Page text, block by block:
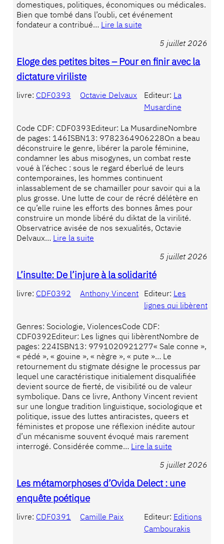
domestiques, politiques, économiques ou médicales.
Bien que tombé dans l’oubli, cet événement
fondateur a contribué… Lire la suite
5 juillet 2026
Eloge des petites bites – Pour en finir avec la
dictature viriliste
livre: CDF0393 Octavie Delvaux Editeur: La
Musardine
Code CDF: CDF0393Editeur: La MusardineNombre
de pages: 146ISBN13: 9782364906228On a beau
déconstruire le genre, libérer la parole féminine,
condamner les abus misogynes, un combat reste
voué à l’échec : sous le regard éberlué de leurs
contemporaines, les hommes continuent
inlassablement de se chamailler pour savoir qui a la
plus grosse. Une lutte de cour de récré délétère en
ce qu’elle ruine les efforts des bonnes âmes pour
construire un monde libéré du diktat de la virilité.
Observatrice avisée de nos sexualités, Octavie
Delvaux… Lire la suite
5 juillet 2026
L’insulte: De l’injure à la solidarité
livre: CDF0392 Anthony Vincent Editeur: Les
lignes qui libèrent
Genres: Sociologie, ViolencesCode CDF:
CDF0392Editeur: Les lignes qui libèrentNombre de
pages: 224ISBN13: 9791020921277« Sale conne »,
« pédé », « gouine », « nègre », « pute »… Le
retournement du stigmate désigne le processus par
lequel une caractéristique initialement disqualifiée
devient source de fierté, de visibilité ou de valeur
symbolique. Dans ce livre, Anthony Vincent revient
sur une longue tradition linguistique, sociologique et
politique, issue des luttes antiracistes, queers et
féministes et propose une réflexion inédite autour
d’un mécanisme souvent évoqué mais rarement
interrogé. Considérée comme… Lire la suite
5 juillet 2026
Les métamorphoses d’Ovida Delect : une
enquête poétique
livre: CDF0391 Camille Paix Editeur: Editions
Cambourakis